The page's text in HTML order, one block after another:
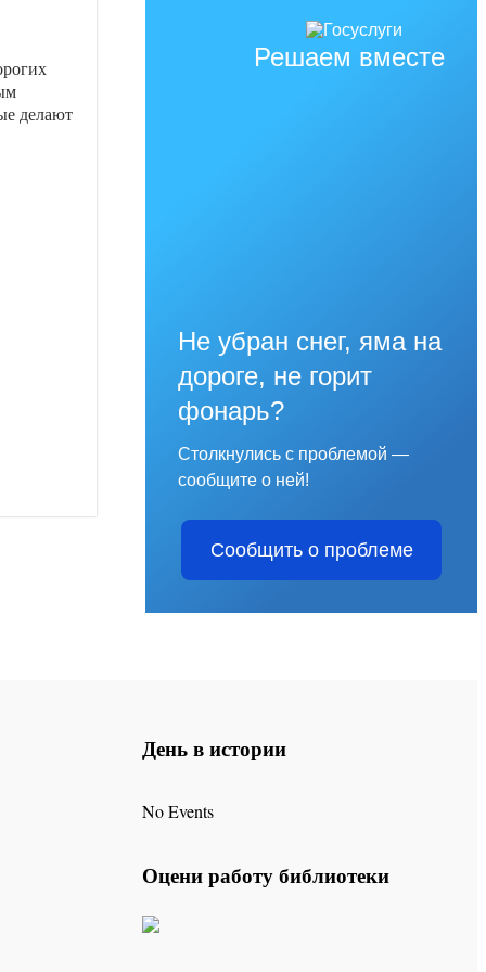
делают
Решаем вместе
Не убран снег, яма на
дороге, не горит
фонарь?
Столкнулись с проблемой —
сообщите о ней!
Сообщить о проблеме
День в истории
No Events
Оцени работу библиотеки